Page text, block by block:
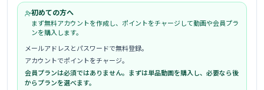
初めての方へ
まず無料アカウントを作成し、ポイントをチャージして動画や会員プラ
ンを購入します。
メールアドレスとパスワードで無料登録。
アカウントでポイントをチャージ。
会員プランは必須ではありません。まずは単品動画を購入し、必要なら後
からプランを選べます。